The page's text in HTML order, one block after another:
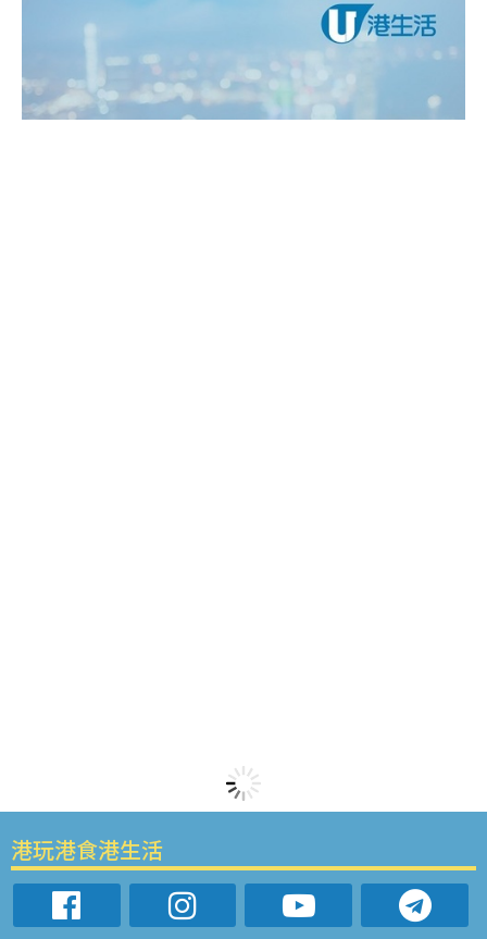
港玩港食港生活